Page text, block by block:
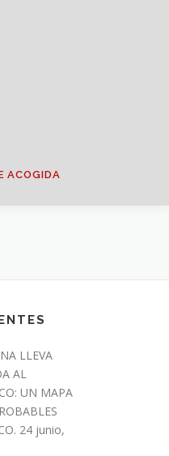
ACOGIDA
LLEVA
AL
UN MAPA
24 junio,